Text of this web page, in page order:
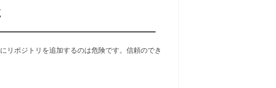
リポジトリを追加するのは危険です。信頼のでき